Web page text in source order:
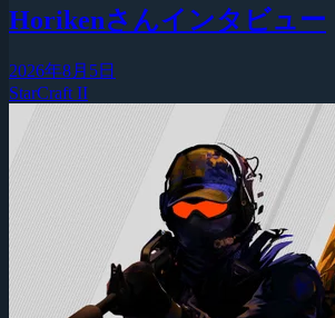
Horikenさんインタビュー
2026年8月5日
StarCraft II